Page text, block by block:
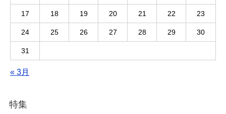
17 18 19 20 21 22 23
24 25 26 27 28 29 30
31
« 3月
特集